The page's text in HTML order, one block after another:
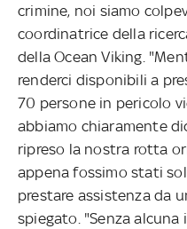
crimine, noi siamo
coordinatrice della
della Ocean Viking.
renderci disponibili a
70 persone in pericolo
abbiamo chiaramente
ripreso la nostra rotta
appena fossimo stati
prestare assistenza da
spiegato. "Senza